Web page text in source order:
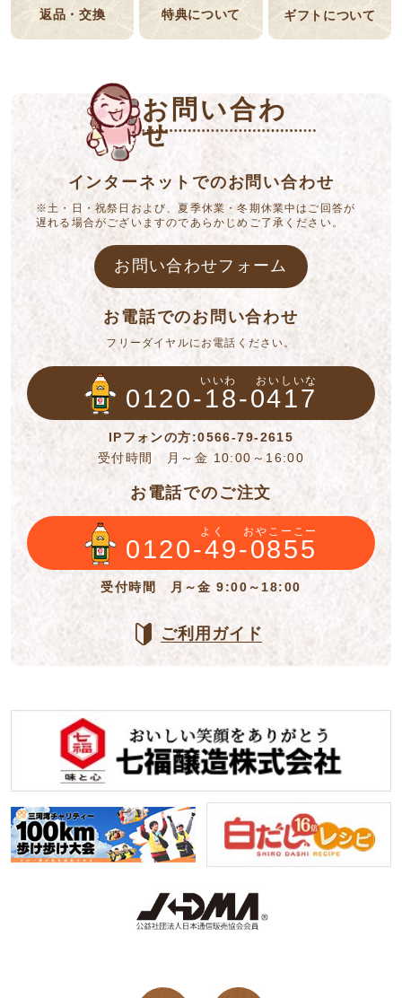
返品・交換 特典について ギフトについて
お問い合わ
せ
インターネットでのお問い合わせ
※土・日・祝祭日および、夏季休業・冬期休業中はご回答が
遅れる場合がございますのであらかじめご了承ください。
お問い合わせフォーム
お電話でのお問い合わせ
フリーダイヤルにお電話ください。
いいわ おいしいな
0120-18-0417
IPフォンの方:0566-79-2615
受付時間 月～金 10:00～16:00
お電話でのご注文
よく おやこーこー
0120-49-0855
受付時間 月～金 9:00～18:00
ご利用ガイド